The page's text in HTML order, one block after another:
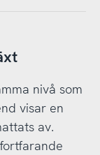
nivå som
visar en
av.